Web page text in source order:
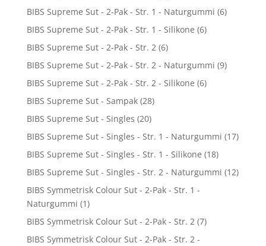
BIBS Supreme Sut - 2-Pak - Str. 1 - Naturgummi (6)
BIBS Supreme Sut - 2-Pak - Str. 1 - Silikone (6)
BIBS Supreme Sut - 2-Pak - Str. 2 (6)
BIBS Supreme Sut - 2-Pak - Str. 2 - Naturgummi (9)
BIBS Supreme Sut - 2-Pak - Str. 2 - Silikone (6)
BIBS Supreme Sut - Sampak (28)
BIBS Supreme Sut - Singles (20)
BIBS Supreme Sut - Singles - Str. 1 - Naturgummi (17)
BIBS Supreme Sut - Singles - Str. 1 - Silikone (18)
BIBS Supreme Sut - Singles - Str. 2 - Naturgummi (12)
BIBS Symmetrisk Colour Sut - 2-Pak - Str. 1 -
Naturgummi (1)
BIBS Symmetrisk Colour Sut - 2-Pak - Str. 2 (7)
BIBS Symmetrisk Colour Sut - 2-Pak - Str. 2 -